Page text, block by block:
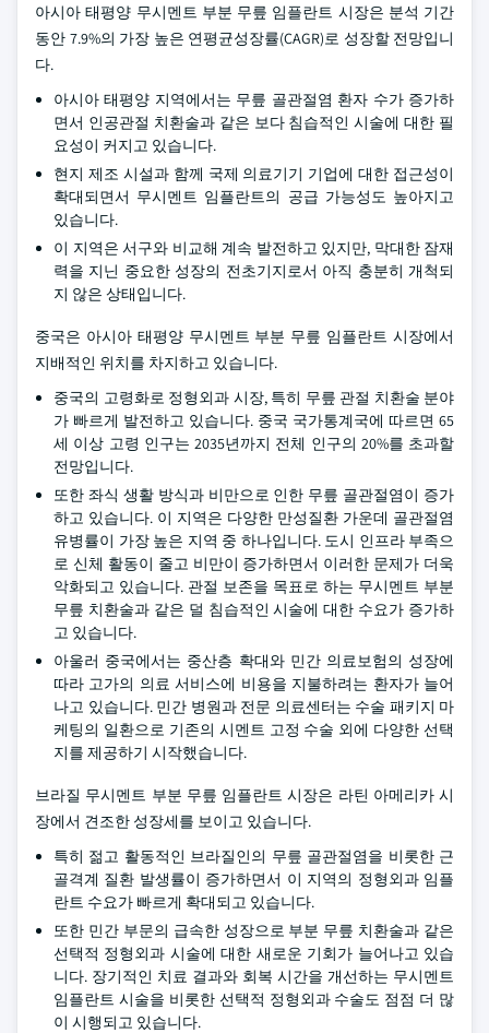
아시아 태평양 무시멘트 부분 무릎 임플란트 시장은 분석 기간
동안 7.9%의 가장 높은 연평균성장률(CAGR)로 성장할 전망입니
다.
아시아 태평양 지역에서는 무릎 골관절염 환자 수가 증가하
면서 인공관절 치환술과 같은 보다 침습적인 시술에 대한 필
요성이 커지고 있습니다.
현지 제조 시설과 함께 국제 의료기기 기업에 대한 접근성이
확대되면서 무시멘트 임플란트의 공급 가능성도 높아지고
있습니다.
이 지역은 서구와 비교해 계속 발전하고 있지만, 막대한 잠재
력을 지닌 중요한 성장의 전초기지로서 아직 충분히 개척되
지 않은 상태입니다.
중국은 아시아 태평양 무시멘트 부분 무릎 임플란트 시장에서
지배적인 위치를 차지하고 있습니다.
중국의 고령화로 정형외과 시장, 특히 무릎 관절 치환술 분야
가 빠르게 발전하고 있습니다. 중국 국가통계국에 따르면 65
세 이상 고령 인구는 2035년까지 전체 인구의 20%를 초과할
전망입니다.
또한 좌식 생활 방식과 비만으로 인한 무릎 골관절염이 증가
하고 있습니다. 이 지역은 다양한 만성질환 가운데 골관절염
유병률이 가장 높은 지역 중 하나입니다. 도시 인프라 부족으
로 신체 활동이 줄고 비만이 증가하면서 이러한 문제가 더욱
악화되고 있습니다. 관절 보존을 목표로 하는 무시멘트 부분
무릎 치환술과 같은 덜 침습적인 시술에 대한 수요가 증가하
고 있습니다.
아울러 중국에서는 중산층 확대와 민간 의료보험의 성장에
따라 고가의 의료 서비스에 비용을 지불하려는 환자가 늘어
나고 있습니다. 민간 병원과 전문 의료센터는 수술 패키지 마
케팅의 일환으로 기존의 시멘트 고정 수술 외에 다양한 선택
지를 제공하기 시작했습니다.
브라질 무시멘트 부분 무릎 임플란트 시장은 라틴 아메리카 시
장에서 견조한 성장세를 보이고 있습니다.
특히 젊고 활동적인 브라질인의 무릎 골관절염을 비롯한 근
골격계 질환 발생률이 증가하면서 이 지역의 정형외과 임플
란트 수요가 빠르게 확대되고 있습니다.
또한 민간 부문의 급속한 성장으로 부분 무릎 치환술과 같은
선택적 정형외과 시술에 대한 새로운 기회가 늘어나고 있습
니다. 장기적인 치료 결과와 회복 시간을 개선하는 무시멘트
임플란트 시술을 비롯한 선택적 정형외과 수술도 점점 더 많
이 시행되고 있습니다.